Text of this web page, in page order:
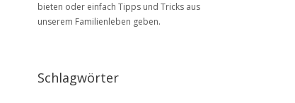
bieten oder einfach Tipps und Tricks aus
unserem Familienleben geben.
Schlagwörter